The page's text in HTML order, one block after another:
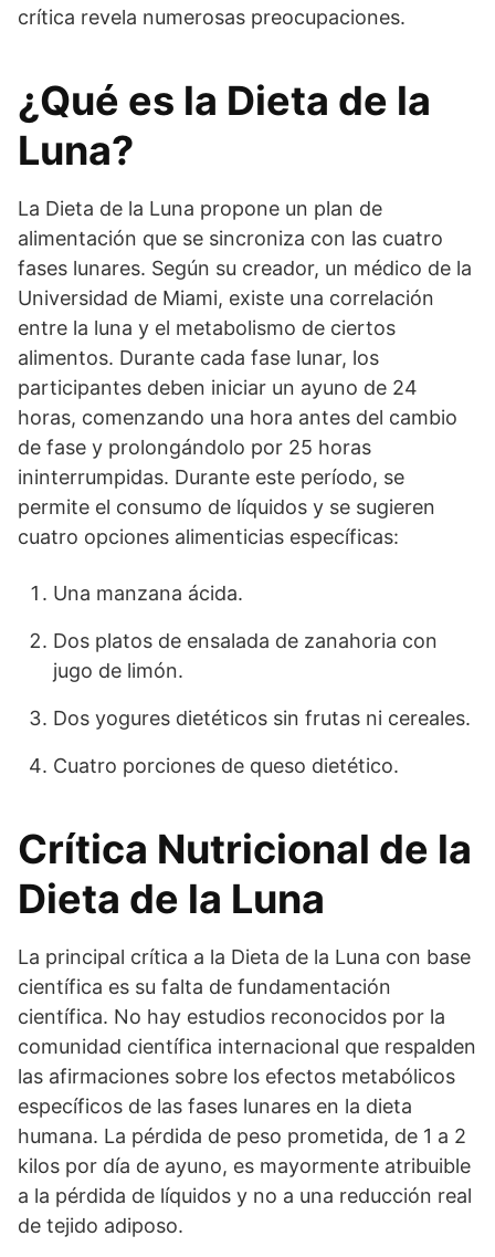
crítica revela numerosas preocupaciones.
¿Qué es la Dieta de la
Luna?
La Dieta de la Luna propone un plan de
alimentación que se sincroniza con las cuatro
fases lunares. Según su creador, un médico de la
Universidad de Miami, existe una correlación
entre la luna y el metabolismo de ciertos
alimentos. Durante cada fase lunar, los
participantes deben iniciar un ayuno de 24
horas, comenzando una hora antes del cambio
de fase y prolongándolo por 25 horas
ininterrumpidas. Durante este período, se
permite el consumo de líquidos y se sugieren
cuatro opciones alimenticias específicas:
Una manzana ácida.
Dos platos de ensalada de zanahoria con
jugo de limón.
Dos yogures dietéticos sin frutas ni cereales.
Cuatro porciones de queso dietético.
Crítica Nutricional de la
Dieta de la Luna
La principal crítica a la Dieta de la Luna con base
científica es su falta de fundamentación
científica. No hay estudios reconocidos por la
comunidad científica internacional que respalden
las afirmaciones sobre los efectos metabólicos
específicos de las fases lunares en la dieta
humana. La pérdida de peso prometida, de 1 a 2
kilos por día de ayuno, es mayormente atribuible
a la pérdida de líquidos y no a una reducción real
de tejido adiposo.